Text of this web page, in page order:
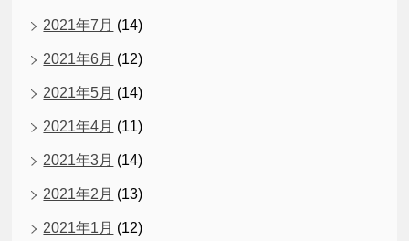
2021年7月 (14)
2021年6月 (12)
2021年5月 (14)
2021年4月 (11)
2021年3月 (14)
2021年2月 (13)
2021年1月 (12)